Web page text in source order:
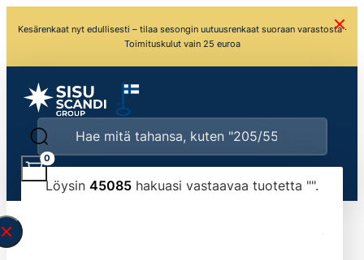
Kesärenkaat nyt edullisesti – tilaa sesongin uutuusrenkaat suoraan varastosta ·
Toimituskulut vain 25 euroa
Löysin 45085 hakuasi vastaavaa tuotetta "".
typed the search query correctly.<br>Currently
0